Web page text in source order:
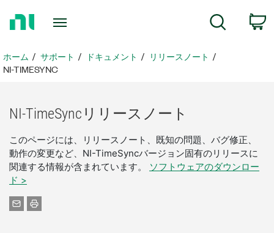
ペ
ー
ホーム サポート ドキュメント
リリースノート
NI-TIMESYNC
NI-TimeSync リリース ノート
このページには、リリースノート、既知の問題、バグ修正、
動作の変更など、NI-TimeSyncバージョン固有のリリースに
関連する情報が含まれています。
ソフトウェアのダウンロー
ド >